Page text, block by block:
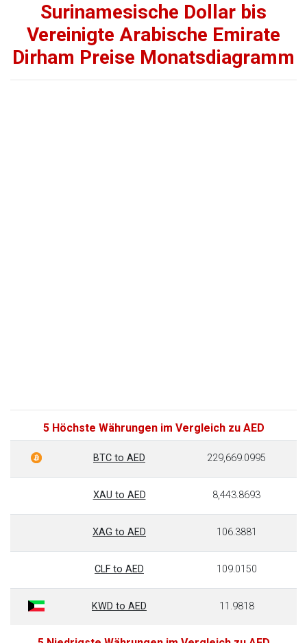
Surinamesische Dollar bis
Vereinigte Arabische Emirate
Dirham Preise Monatsdiagramm
5 Höchste Währungen im Vergleich zu AED
BTC to AED 229,669.0995
XAU to AED 8,443.8693
XAG to AED 106.3881
CLF to AED 109.0150
KWD to AED 11.9818